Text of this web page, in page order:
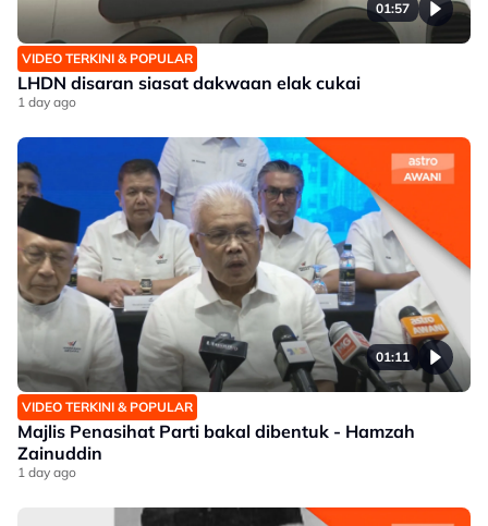
01:57
VIDEO TERKINI & POPULAR
LHDN disaran siasat dakwaan elak cukai
1 day ago
01:11
VIDEO TERKINI & POPULAR
Majlis Penasihat Parti bakal dibentuk - Hamzah
Zainuddin
1 day ago